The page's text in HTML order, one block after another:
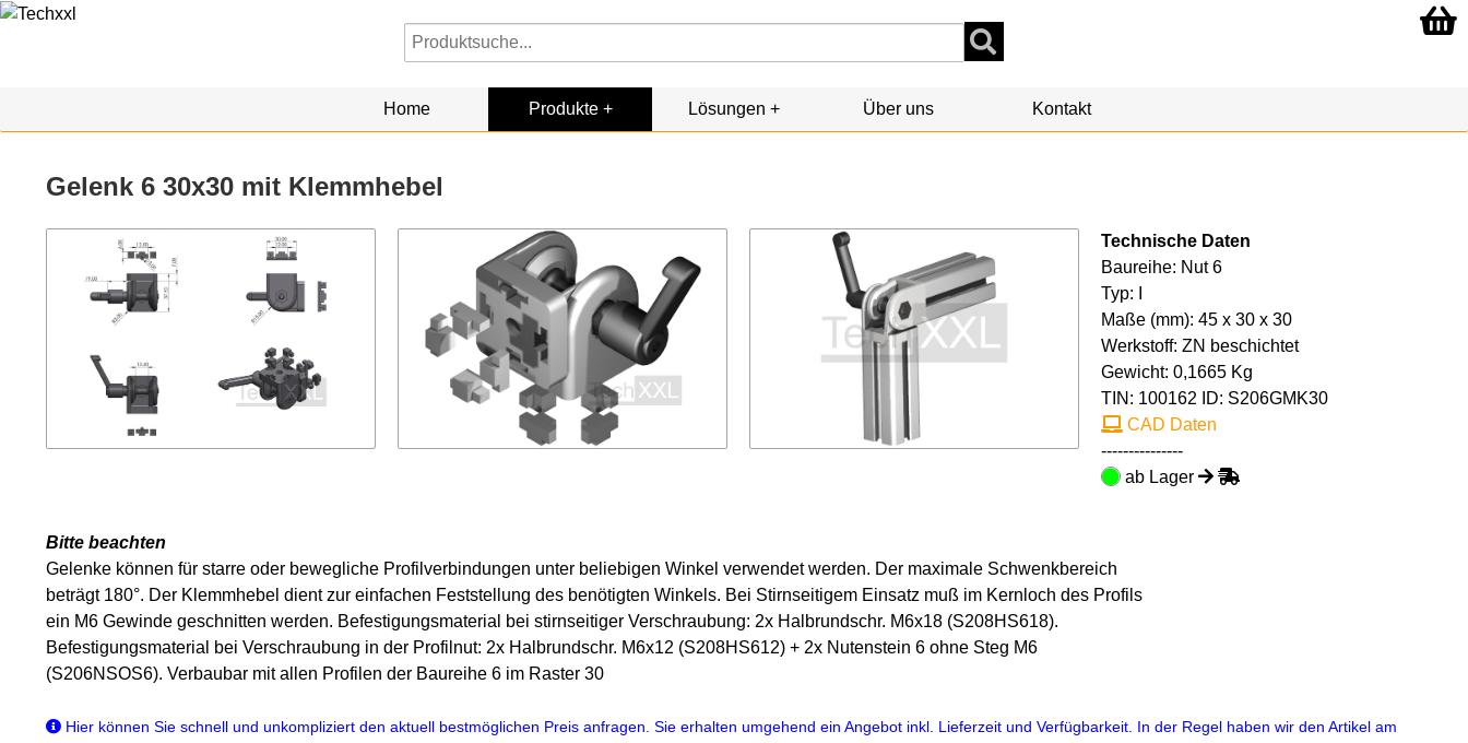
Home Produkte Lösungen Über uns Kontakt
Gelenk 6 30x30 mit Klemmhebel
Technische Daten
Baureihe: Nut 6
Typ: I
Maße (mm): 45 x 30 x 30
Werkstoff: ZN beschichtet
Gewicht: 0,1665 Kg
TIN: 100162 ID: S206GMK30
CAD Daten
---------------
ab Lager
Bitte beachten
Gelenke können für starre oder bewegliche Profilverbindungen unter beliebigen Winkel verwendet werden. Der maximale Schwenkbereich
beträgt 180°. Der Klemmhebel dient zur einfachen Feststellung des benötigten Winkels. Bei Stirnseitigem Einsatz muß im Kernloch des Profils
ein M6 Gewinde geschnitten werden. Befestigungsmaterial bei stirnseitiger Verschraubung: 2x Halbrundschr. M6x18 (S208HS618).
Befestigungsmaterial bei Verschraubung in der Profilnut: 2x Halbrundschr. M6x12 (S208HS612) + 2x Nutenstein 6 ohne Steg M6
(S206NSOS6). Verbaubar mit allen Profilen der Baureihe 6 im Raster 30
Hier können Sie schnell und unkompliziert den aktuell bestmöglichen Preis anfragen. Sie erhalten umgehend ein Angebot inkl. Lieferzeit und Verfügbarkeit. In der Regel haben wir den Artikel am